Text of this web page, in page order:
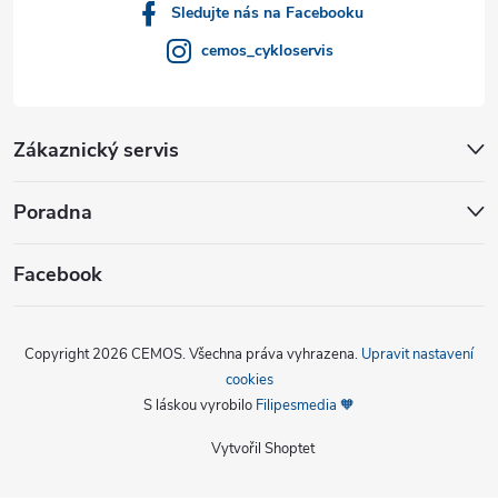
Sledujte nás na Facebooku
cemos_cykloservis
Zákaznický servis
Poradna
Facebook
Vytvořil Shoptet
Copyright 2026 CEMOS. Všechna práva vyhrazena. Upravit nastavení
cookies
S láskou vyrobilo Filipesmedia 🧡